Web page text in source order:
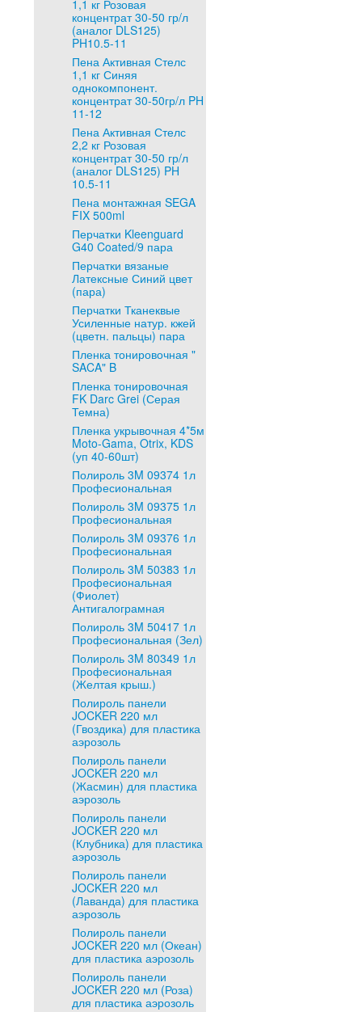
1,1 кг Розовая
концентрат 30-50 гр/л
(аналог DLS125)
PH10.5-11
Пена Активная Стелс
1,1 кг Синяя
однокомпонент.
концентрат 30-50гр/л PH
11-12
Пена Активная Стелс
2,2 кг Розовая
концентрат 30-50 гр/л
(аналог DLS125) PH
10.5-11
Пена монтажная SEGA
FIX 500ml
Перчатки Kleenguard
G40 Coated/9 пара
Перчатки вязаные
Латексные Синий цвет
(пара)
Перчатки Тканеквые
Усиленные натур. кжей
(цветн. пальцы) пара
Пленка тонировочная "
SACA" B
Пленка тонировочная
FK Darc Grei (Серая
Темна)
Пленка укрывочная 4*5м
Moto-Gama, Otrix, KDS
(уп 40-60шт)
Полироль 3M 09374 1л
Професиональная
Полироль 3M 09375 1л
Професиональная
Полироль 3M 09376 1л
Професиональная
Полироль 3M 50383 1л
Професиональная
(Фиолет)
Антигалограмная
Полироль 3M 50417 1л
Професиональная (Зел)
Полироль 3M 80349 1л
Професиональная
(Желтая крыш.)
Полироль панели
JOCKER 220 мл
(Гвоздика) для пластика
аэрозоль
Полироль панели
JOCKER 220 мл
(Жасмин) для пластика
аэрозоль
Полироль панели
JOCKER 220 мл
(Клубника) для пластика
аэрозоль
Полироль панели
JOCKER 220 мл
(Лаванда) для пластика
аэрозоль
Полироль панели
JOCKER 220 мл (Океан)
для пластика аэрозоль
Полироль панели
JOCKER 220 мл (Роза)
для пластика аэрозоль